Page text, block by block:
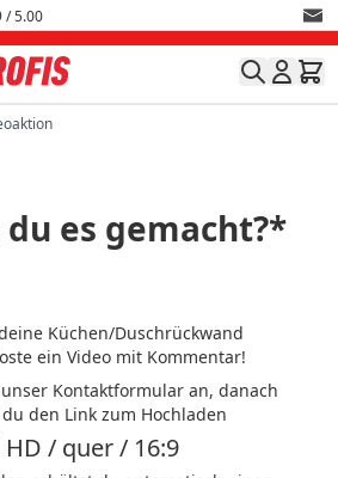
/ 5.00
es gemacht?*
Küchen/Duschrückwand
ein Video mit Kommentar!
Kontaktformular an, danach
den Link zum Hochladen
HD / quer / 16:9